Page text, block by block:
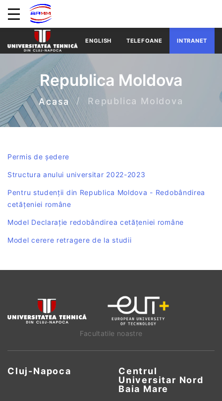
ENGLISH TELEFOANE INTRANET
Republica Moldova
Acasa Republica Moldova
Permis de ședere
Structura anului universitar 2022-2023
Pentru studenții din Republica Moldova - Redobândirea
cetățeniei române
Model Declarație redobândirea cetățeniei române
Model cerere retragere de la studii
Facultatile noastre
Cluj-Napoca
Centrul
Universitar Nord
Baia Mare